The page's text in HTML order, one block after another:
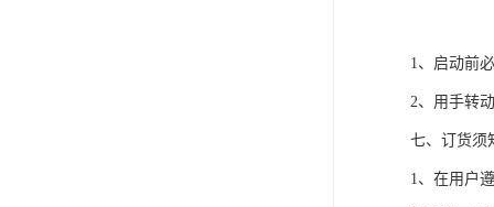
1、启动前
2、用手转
七、订货须
1、在用户